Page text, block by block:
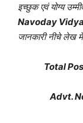
इच्छुक एवं योग्य
Navoday
जानकारी नीचे लेख
Total
Advt.